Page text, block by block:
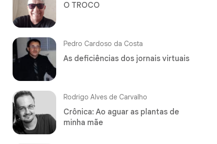
O TROCO
Pedro Cardoso da Costa
As deficiências dos jornais virtuais
Rodrigo Alves de Carvalho
Crônica: Ao aguar as plantas de
minha mãe